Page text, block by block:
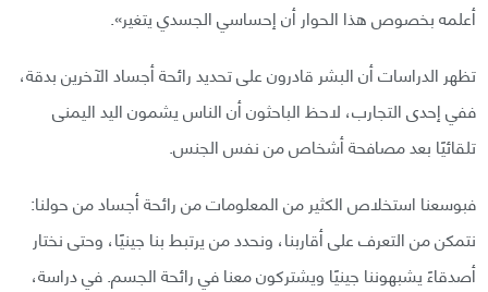
أعلمه بخصوص هذا الحوار أن إحساسي الجسدي يتغير».
تظهر الدراسات أن البشر قادرون على تحديد رائحة أجساد الآخرين بدقة،
ففي إحدى التجارب، لاحظ الباحثون أن الناس يشمون اليد اليمنى
تلقائيًا بعد مصافحة أشخاص من نفس الجنس.
فبوسعنا استخلاص الكثير من المعلومات من رائحة أجساد من حولنا:
نتمكن من التعرف على أقاربنا، ونحدد من يرتبط بنا جينيًا، وحتى نختار
أصدقاءً يشبهوننا جينيًا ويشتركون معنا في رائحة الجسم. في دراسة،